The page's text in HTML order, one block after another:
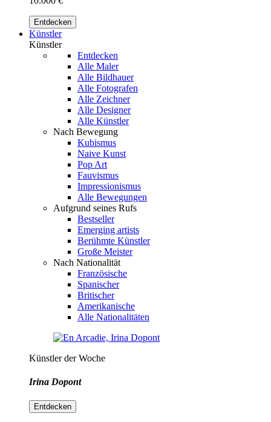
Entdecken
Künstler
Künstler
Entdecken
Alle Maler
Alle Bildhauer
Alle Fotografen
Alle Zeichner
Alle Designer
Alle Künstler
Nach Bewegung
Kubismus
Naive Kunst
Pop Art
Fauvismus
Impressionismus
Alle Bewegungen
Aufgrund seines Rufs
Bestseller
Emerging artists
Berühmte Künstler
Große Meister
Nach Nationalität
Französische
Spanischer
Britischer
Amerikanische
Alle Nationalitäten
Künstler der Woche
Irina Dopont
Entdecken